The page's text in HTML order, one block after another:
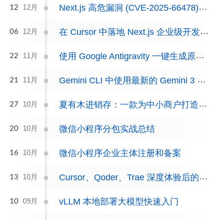
12 12月 Next.js 高危漏洞 (CVE-2025-66478) 实战：中招复盘与一键修复
06 12月 在 Cursor 中落地 Next.js 企业级开发规则的完整实践
22 11月 使用 Google Antigravity 一键生成原型图以及企业官网实战
21 11月 Gemini CLI 中使用最新的 Gemini 3 Pro 模型（包含实用技巧）
27 10月 夏有木进销存：一款为中小商户打造的进销存 SaaS 应用
20 10月 微信小程序分包实战总结
16 10月 微信小程序企业主体注册和备案
13 10月 Cursor、Qoder、Trae 深度体验后的使用心得
10 09月 vLLM 本地部署大模型快速入门